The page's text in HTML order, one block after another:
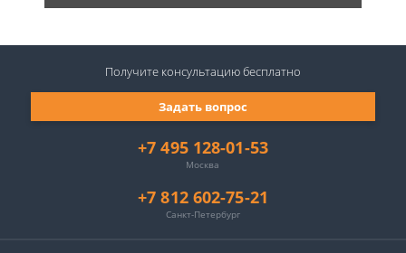
+7 495 128-01-53
Москва
+7 812 602-75-21
Санкт-Петербург
Задать вопрос
Получите консультациюбесплатно